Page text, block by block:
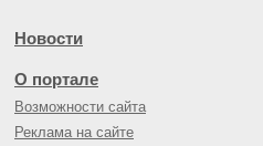
Новости
О портале
Возможности сайта
Реклама на сайте